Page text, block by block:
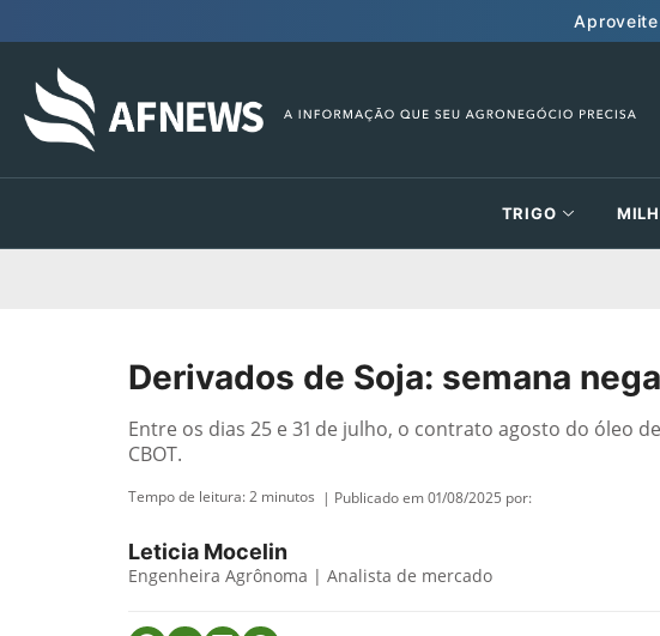
TRIGO
Derivados de Soja: semana
Entre os dias 25 e 31 de julho, o contrato agosto do óleo
CBOT.
Tempo de leitura:2 minutos | Publicado em 01/08/2025 por:
Leticia Mocelin
Engenheira Agrônoma | Analista de mercado